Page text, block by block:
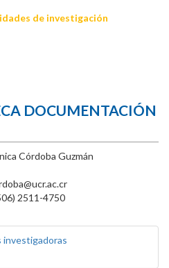
de investigación
DOCUMENTACIÓN
Córdoba Guzmán
2511-4750
investigadoras